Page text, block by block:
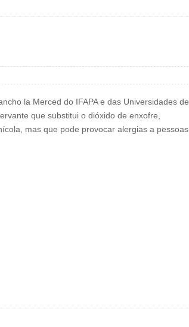
la Merced do IFAPA e das Universidades de
que substitui o dióxido de enxofre,
mas que pode provocar alergias a pessoas